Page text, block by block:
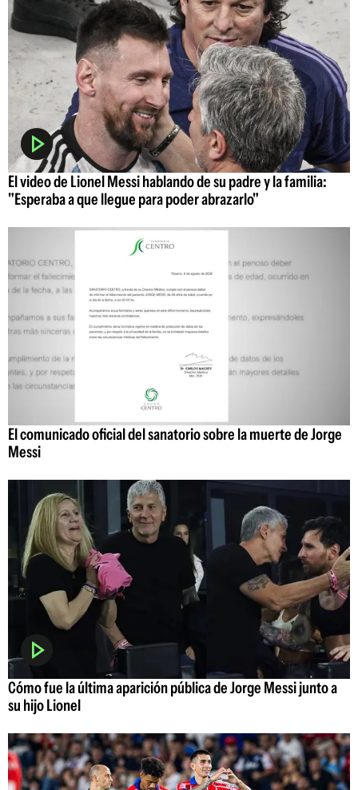
El video de Lionel Messi hablando de su padre y la familia:
"Esperaba a que llegue para poder abrazarlo"
El comunicado oficial del sanatorio sobre la muerte de Jorge
Messi
Cómo fue la última aparición pública de Jorge Messi junto a
su hijo Lionel